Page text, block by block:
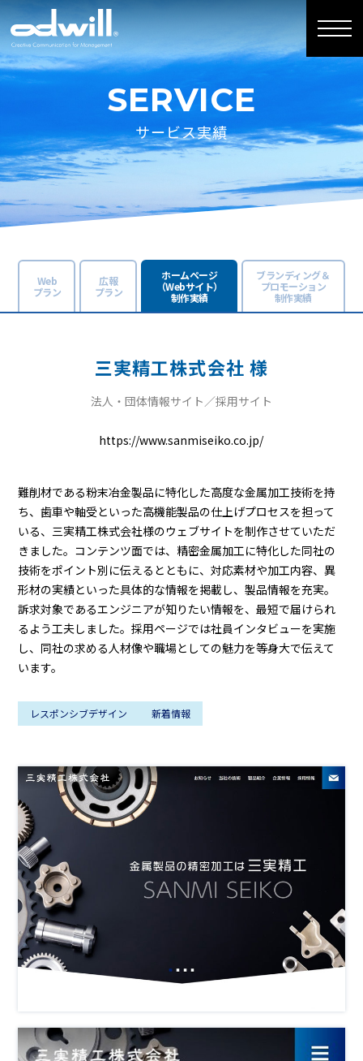
SERVICE
サービス実績
Web
プラン
広報
プラン
ホームページ
（Webサイト）
制作実績
ブランディング＆
プロモーション
制作実績
三実精工株式会社 様
法人・団体情報サイト／採用サイト
https://www.sanmiseiko.co.jp/
難削材である粉末冶金製品に特化した高度な金属加工技術を持
ち、歯車や軸受といった高機能製品の仕上げプロセスを担って
いる、三実精工株式会社様のウェブサイトを制作させていただ
きました。コンテンツ面では、精密金属加工に特化した同社の
技術をポイント別に伝えるとともに、対応素材や加工内容、異
形材の実績といった具体的な情報を掲載し、製品情報を充実。
訴求対象であるエンジニアが知りたい情報を、最短で届けられ
るよう工夫しました。採用ページでは社員インタビューを実施
し、同社の求める人材像や職場としての魅力を等身大で伝えて
います。
レスポンシブデザイン 新着情報